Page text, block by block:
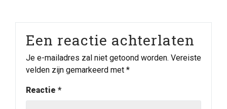
Een reactie achterlaten
Je e-mailadres zal niet getoond worden. Vereiste
velden zijn gemarkeerd met *
Reactie *